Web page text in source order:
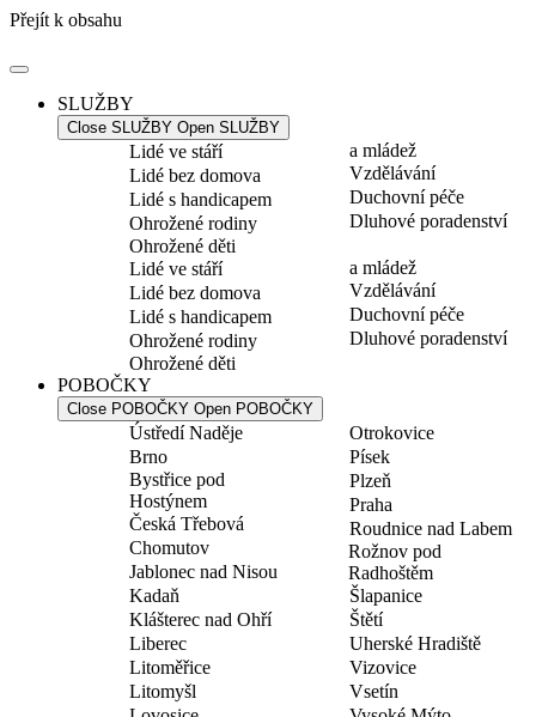
Přejít k obsahu
SLUŽBY
Close SLUŽBY Open SLUŽBY
Lidé ve stáří
Lidé bez domova
Lidé s handicapem
Ohrožené rodiny
Ohrožené děti
a mládež
Vzdělávání
Duchovní péče
Dluhové poradenství
Lidé ve stáří
Lidé bez domova
Lidé s handicapem
Ohrožené rodiny
Ohrožené děti
a mládež
Vzdělávání
Duchovní péče
Dluhové poradenství
POBOČKY
Close POBOČKY Open POBOČKY
Ústředí Naděje
Brno
Bystřice pod
Hostýnem
Česká Třebová
Chomutov
Jablonec nad Nisou
Kadaň
Klášterec nad Ohří
Liberec
Litoměřice
Litomyšl
Otrokovice
Písek
Plzeň
Praha
Roudnice nad Labem
Rožnov pod
Radhoštěm
Šlapanice
Štětí
Uherské Hradiště
Vizovice
Vsetín